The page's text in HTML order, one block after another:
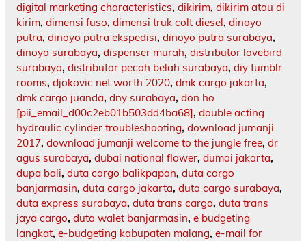
digital marketing characteristics, dikirim, dikirim atau di
kirim, dimensi fuso, dimensi truk colt diesel, dinoyo
putra, dinoyo putra ekspedisi, dinoyo putra surabaya,
dinoyo surabaya, dispenser murah, distributor lovebird
surabaya, distributor pecah belah surabaya, diy tumblr
rooms, djokovic net worth 2020, dmk cargo jakarta,
dmk cargo juanda, dny surabaya, don ho
[pii_email_d00c2eb01b503dd4ba68], double acting
hydraulic cylinder troubleshooting, download jumanji
2017, download jumanji welcome to the jungle free, dr
agus surabaya, dubai national flower, dumai jakarta,
dupa bali, duta cargo balikpapan, duta cargo
banjarmasin, duta cargo jakarta, duta cargo surabaya,
duta express surabaya, duta trans cargo, duta trans
jaya cargo, duta walet banjarmasin, e budgeting
langkat, e-budgeting kabupaten malang, e-mail for